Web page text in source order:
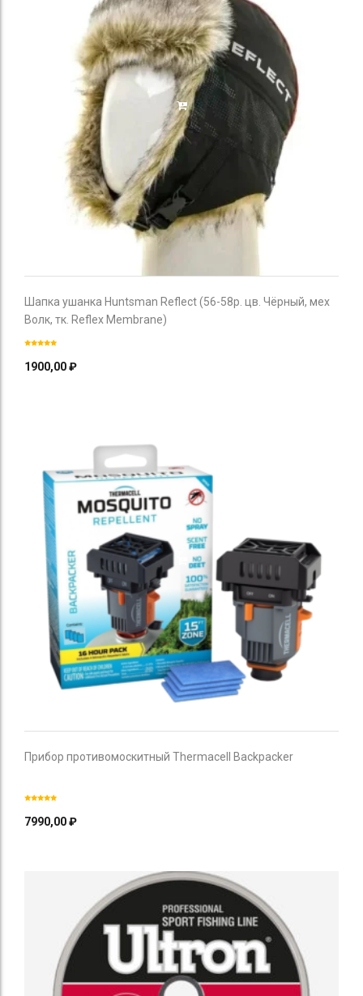
Шапка ушанка Huntsman Reflect (56-58р. цв. Чёрный, мех
Волк, тк. Reflex Membrane)
1900,00₽
Прибор противомоскитный Thermacell Backpacker
7990,00₽